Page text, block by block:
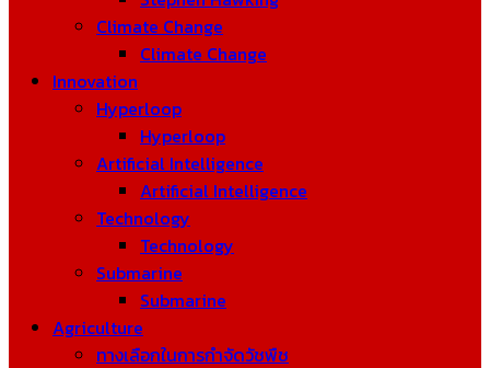
Climate Change
Climate Change
Innovation
Hyperloop
Hyperloop
Artificial Intelligence
Artificial Intelligence
Technology
Technology
Submarine
Submarine
Agriculture
ทางเลือกในการกำจัดวัชพืช